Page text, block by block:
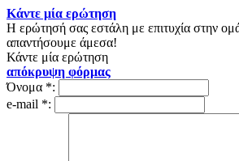
Κάντε μία ερώτηση
Η ερώτησή σας εστάλη με επιτυχία στην
απαντήσουμε άμεσα!
Κάντε μία ερώτηση
απόκρυψη φόρμας
Όνομα *:
e-mail *: